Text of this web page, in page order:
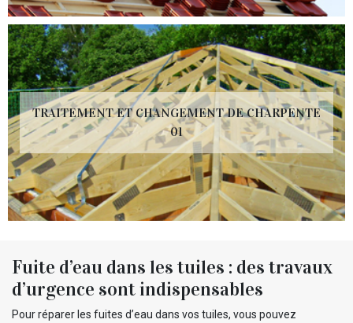
TRAITEMENT ET CHANGEMENT DE CHARPENTE
01
Fuite d’eau dans les tuiles : des travaux
d’urgence sont indispensables
Pour réparer les fuites d’eau dans vos tuiles, vous pouvez